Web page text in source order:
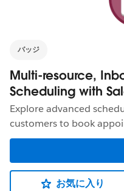
バッジ
Multi-resource,
Scheduling with
Explore advanced
customers to book
お気に入り